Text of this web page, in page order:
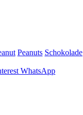
Peanuts Schokolade
WhatsApp